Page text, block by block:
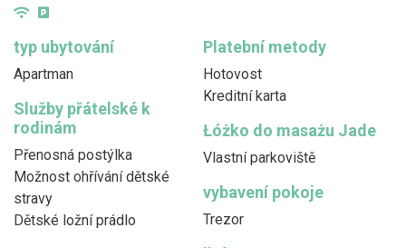
typ ubytování
Apartman
Platební metody
Hotovost
Kreditní karta
Služby přátelské k
rodinám
Přenosná postýlka
Možnost ohřívání dětské
stravy
Dětské ložní prádlo
Łóżko do masażu Jade
Vlastní parkoviště
vybavení pokoje
Trezor